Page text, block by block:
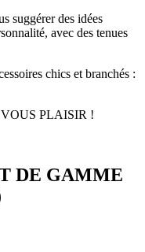
suggérer des idées
avec des tenues
chics et branchés :
PLAISIR !
DE GAMME